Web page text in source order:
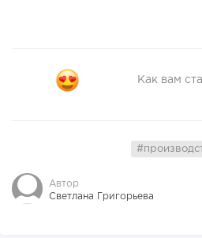
Как вам
Автор
Светлана Григорьева